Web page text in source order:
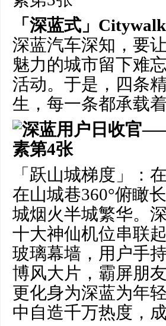
「深蓝式」
深蓝汽车深知，要
魅力的城市留下难
活动。于是，四条
生，每一条都承载
「跃山城梯度」：
在山城巷360°俯瞰
城烟火半城繁华。
十大神仙机位串联
玻璃幕墙，用户手
博风大片，霸屏朋
更化身为深蓝为年
中自造千万热度，